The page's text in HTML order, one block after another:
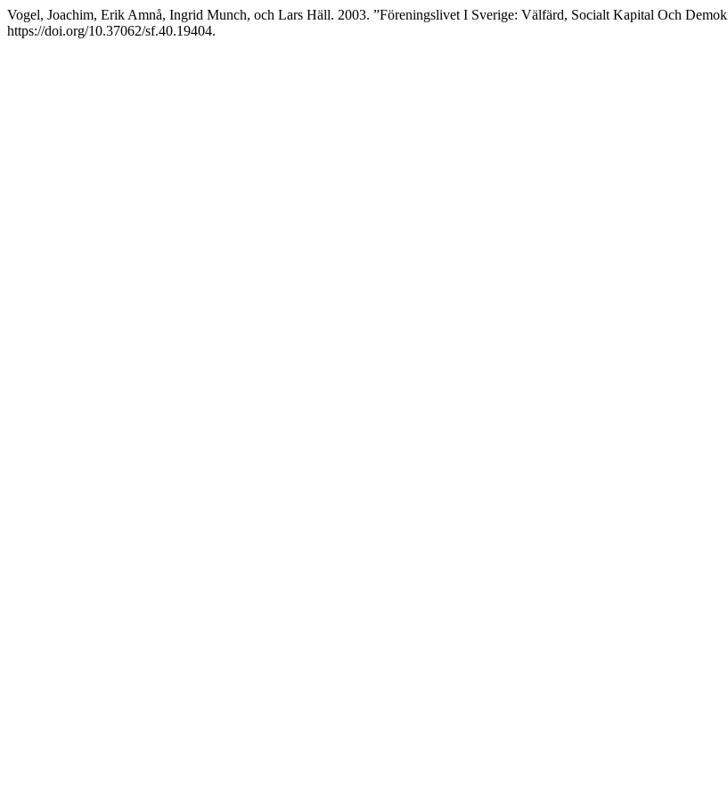
Vogel, Joachim, Erik Amnå, Ingrid Munch, och Lars Häll. 2003. ”Föreningslivet I Sverige: Välfärd, Socialt Kapital Och
https://doi.org/10.37062/sf.40.19404.